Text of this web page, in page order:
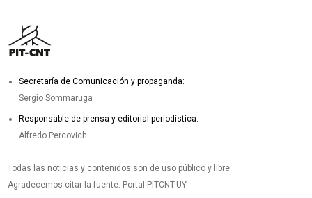
Secretaría de Comunicación y propaganda:
Sergio Sommaruga
Responsable de prensa y editorial periodística:
Alfredo Percovich
Todas las noticias y contenidos son de uso público y libre.
Agradecemos citar la fuente: Portal PITCNT.UY